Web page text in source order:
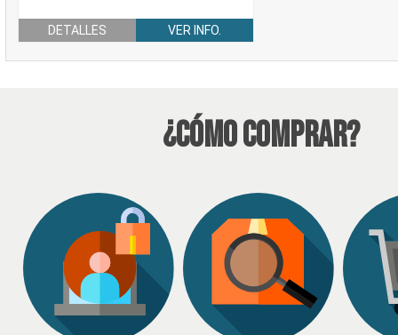
DETALLES VER INFO.
¿Cómo Comprar?